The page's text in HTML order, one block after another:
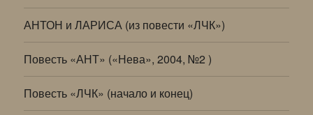
АНТОН и ЛАРИСА (из повести «ЛЧК»)
Повесть «АНТ» («Нева», 2004, №2 )
Повесть «ЛЧК» (начало и конец)